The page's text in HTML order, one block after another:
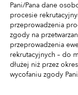
Pani/Pana dane
procesie
przeprowadzenia
zgody na
przeprowadzenia
rekrutacyjnych – do
dłużej niż przez
wycofaniu zgody